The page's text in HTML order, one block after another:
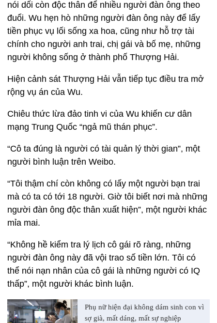
nói dối còn độc thân để nhiều người đàn ông theo
đuổi. Wu hẹn hò những người đàn ông này để lấy
tiền phục vụ lối sống xa hoa, cũng như hỗ trợ tài
chính cho người anh trai, chị gái và bố mẹ, những
người không sống ở thành phố Thượng Hải.
Hiện cảnh sát Thượng Hải vẫn tiếp tục điều tra mở
rộng vụ án của Wu.
Chiêu thức lừa đảo tinh vi của Wu khiến cư dân
mạng Trung Quốc “ngả mũ thán phục”.
“Cô ta đúng là người có tài quản lý thời gian”, một
người bình luận trên Weibo.
“Tôi thậm chí còn không có lấy một người bạn trai
mà có ta có tới 18 người. Giờ tôi biết nơi mà những
người đàn ông độc thân xuất hiện”, một người khác
mỉa mai.
“Không hề kiểm tra lý lịch cô gái rõ ràng, những
người đàn ông này đã vội trao số tiền lớn. Tôi có
thể nói nạn nhân của cô gái là những người có IQ
thấp”, một người khác bình luận.
Phụ nữ hiện đại không dám sinh con vì
sợ già, mất dáng, mất sự nghiệp